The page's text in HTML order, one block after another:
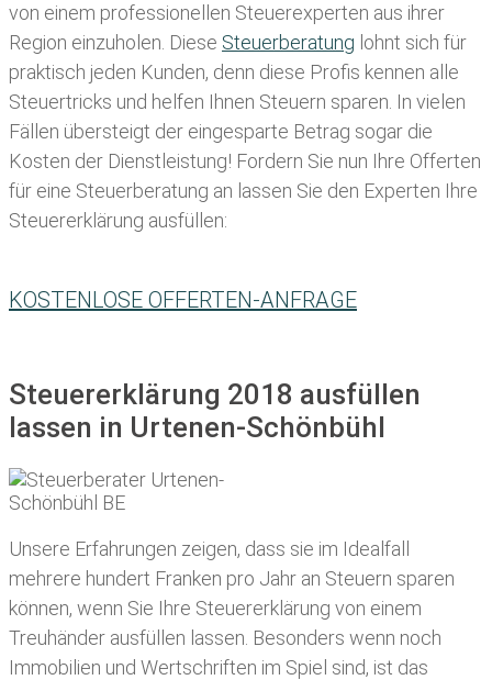
von einem professionellen Steuerexperten aus ihrer
Region einzuholen. Diese Steuerberatung lohnt sich für
praktisch jeden Kunden, denn diese Profis kennen alle
Steuertricks und helfen Ihnen Steuern sparen. In vielen
Fällen übersteigt der eingesparte Betrag sogar die
Kosten der Dienstleistung! Fordern Sie nun Ihre Offerten
für eine Steuerberatung an lassen Sie den Experten Ihre
Steuererklärung ausfüllen:
KOSTENLOSE OFFERTEN-ANFRAGE
Steuererklärung 2018 ausfüllen
lassen in Urtenen-Schönbühl
Unsere Erfahrungen zeigen, dass sie im Idealfall
mehrere hundert Franken pro Jahr an Steuern sparen
können, wenn Sie Ihre Steuererklärung von einem
Treuhänder ausfüllen lassen . Besonders wenn noch
Immobilien und Wertschriften im Spiel sind, ist das